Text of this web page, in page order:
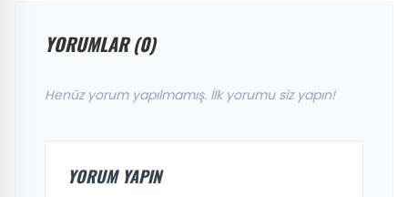
YORUMLAR (0)
Henüz yorum yapılmamış. İlk yorumu siz yapın!
YORUM YAPIN